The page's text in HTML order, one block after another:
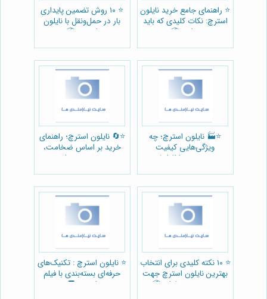
⭐️ راهنمای جامع خرید نایلون
استرچ: نکات کلیدی که باید
بدانید 📦
⭐️ ۱۰ روش تضمین پایداری
بار در حمل‌ونقل با نایلون
استرچ 📦
⭐️🏭 نایلون استرچ؛ چه
ویژگی‌هایی کیفیت
بسته‌بندی را افزایش
⭐️🔄 نایلون استرچ؛ راهنمای
خرید بر اساس ضخامت،
عرض و متراژ
⭐️ ۱۰ نکته کلیدی برای انتخاب
بهترین نایلون استرچ جهت
بسته‌بندی حرفه‌ای 📦
⭐️ نایلون استرچ : تکنیک‌های
حرفه‌ای بسته‌بندی با فیلم
استرچ 🚚